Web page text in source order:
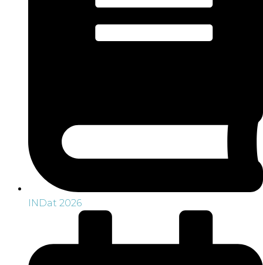
INDat 2026